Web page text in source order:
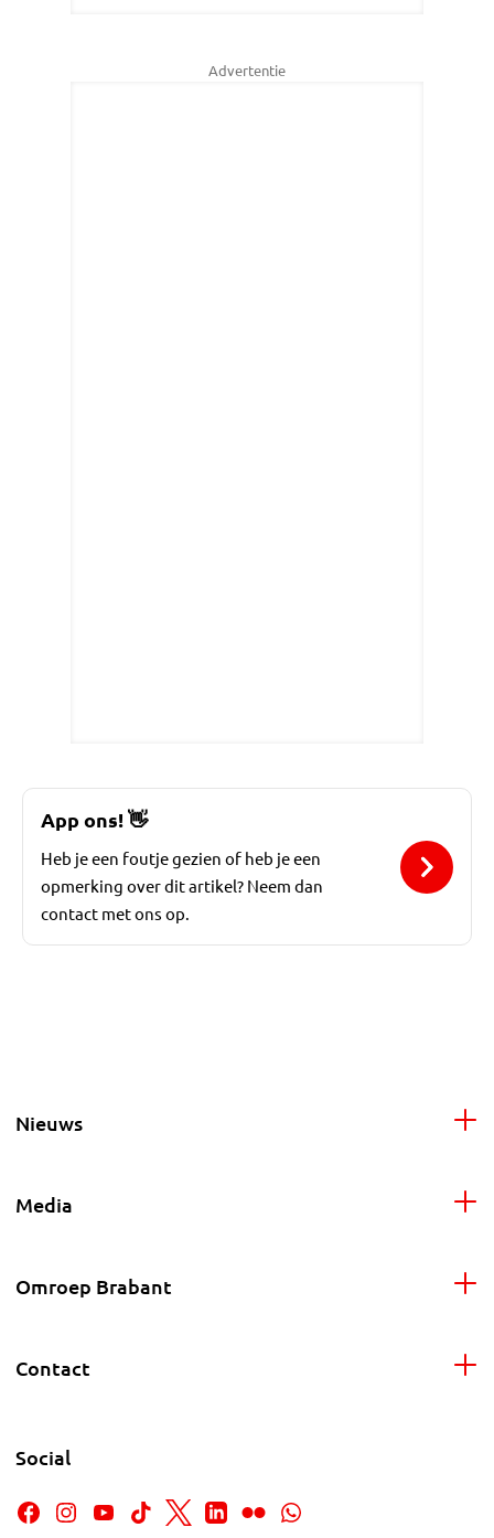
Advertentie
App ons!👋
Heb je een foutje gezien of heb je een
opmerking over dit artikel? Neem dan
contact met ons op.
Nieuws
Media
Omroep Brabant
Contact
Social